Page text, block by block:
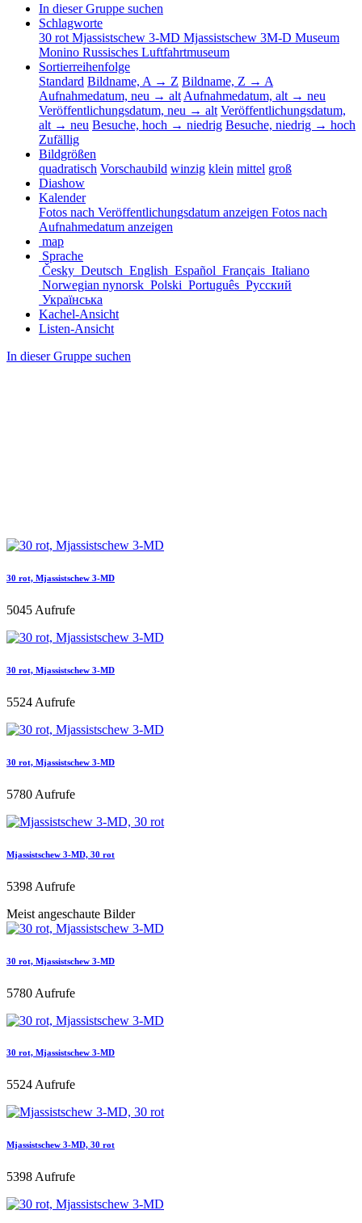
In dieser Gruppe suchen
Schlagworte
30 rot Mjassistschew 3-MD Mjassistschew 3M-D Museum
Monino Russisches Luftfahrtmuseum
Sortierreihenfolge
Standard Bildname, A → Z Bildname, Z → A
Aufnahmedatum, neu → alt Aufnahmedatum, alt → neu
Veröffentlichungsdatum, neu → alt Veröffentlichungsdatum,
alt → neu Besuche, hoch → niedrig Besuche, niedrig → hoch
Zufällig
Bildgrößen
quadratisch Vorschaubild winzig klein mittel groß
Diashow
Kalender
Fotos nach Veröffentlichungsdatum anzeigen Fotos nach
Aufnahmedatum anzeigen
map
Sprache
Česky Deutsch English Español Français Italiano
Norwegian nynorsk Polski Português Русский
Українська
Kachel-Ansicht
Listen-Ansicht
In dieser Gruppe suchen
30 rot, Mjassistschew 3-MD
5045 Aufrufe
30 rot, Mjassistschew 3-MD
5524 Aufrufe
30 rot, Mjassistschew 3-MD
5780 Aufrufe
Mjassistschew 3-MD, 30 rot
5398 Aufrufe
Meist angeschaute Bilder
30 rot, Mjassistschew 3-MD
5780 Aufrufe
30 rot, Mjassistschew 3-MD
5524 Aufrufe
Mjassistschew 3-MD, 30 rot
5398 Aufrufe